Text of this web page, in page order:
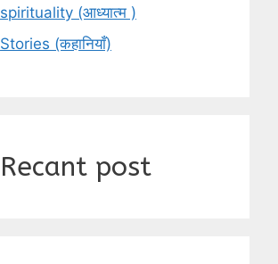
spirituality (आध्यात्म )
Stories (कहानियाँ)
Recant post